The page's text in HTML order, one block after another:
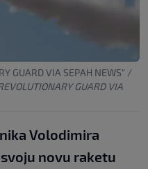
GUARD VIA SEPAH NEWS" /
GUARD VIA
Volodimira
novu raketu